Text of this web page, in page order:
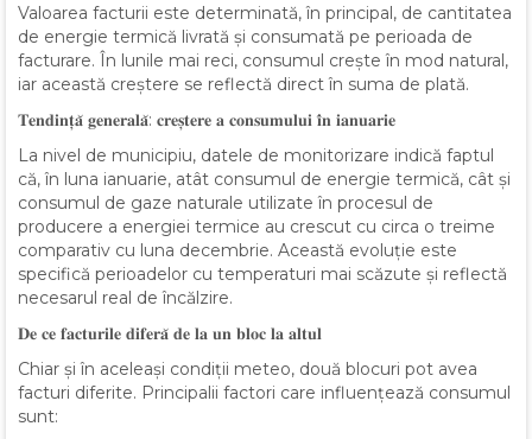
Valoarea facturii este determinată, în principal, de cantitatea
de energie termică livrată și consumată pe perioada de
facturare. În lunile mai reci, consumul crește în mod natural,
iar această creștere se reflectă direct în suma de plată.
𝐓𝐞𝐧𝐝𝐢𝐧𝐭̦𝐚̆ 𝐠𝐞𝐧𝐞𝐫𝐚𝐥𝐚̆: 𝐜𝐫𝐞𝐬̦𝐭𝐞𝐫𝐞 𝐚 𝐜𝐨𝐧𝐬𝐮𝐦𝐮𝐥𝐮𝐢 𝐢̂𝐧 𝐢𝐚𝐧𝐮𝐚𝐫𝐢𝐞
La nivel de municipiu, datele de monitorizare indică faptul
că, în luna ianuarie, atât consumul de energie termică, cât și
consumul de gaze naturale utilizate în procesul de
producere a energiei termice au crescut cu circa o treime
comparativ cu luna decembrie. Această evoluție este
specifică perioadelor cu temperaturi mai scăzute și reflectă
necesarul real de încălzire.
𝐃𝐞 𝐜𝐞 𝐟𝐚𝐜𝐭𝐮𝐫𝐢𝐥𝐞 𝐝𝐢𝐟𝐞𝐫𝐚̆ 𝐝𝐞 𝐥𝐚 𝐮𝐧 𝐛𝐥𝐨𝐜 𝐥𝐚 𝐚𝐥𝐭𝐮𝐥
Chiar și în aceleași condiții meteo, două blocuri pot avea
facturi diferite. Principalii factori care influențează consumul
sunt: